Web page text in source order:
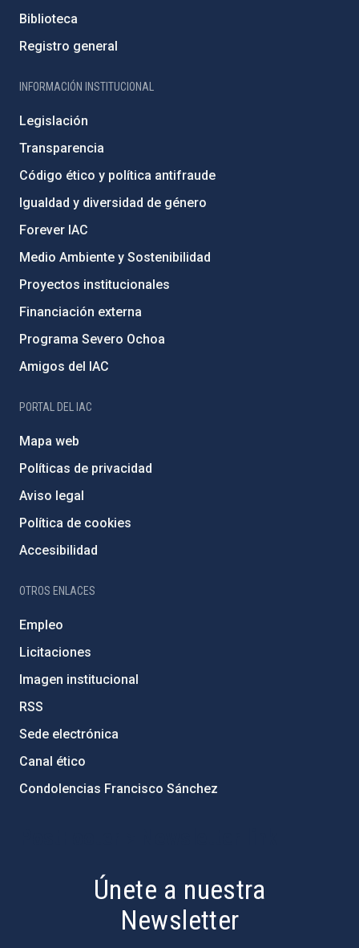
Biblioteca
Registro general
INFORMACIÓN INSTITUCIONAL
Legislación
Transparencia
Código ético y política antifraude
Igualdad y diversidad de género
Forever IAC
Medio Ambiente y Sostenibilidad
Proyectos institucionales
Financiación externa
Programa Severo Ochoa
Amigos del IAC
PORTAL DEL IAC
Mapa web
Políticas de privacidad
Aviso legal
Política de cookies
Accesibilidad
OTROS ENLACES
Empleo
Licitaciones
Imagen institucional
RSS
Sede electrónica
Canal ético
Condolencias Francisco Sánchez
Únete a nuestra
Newsletter